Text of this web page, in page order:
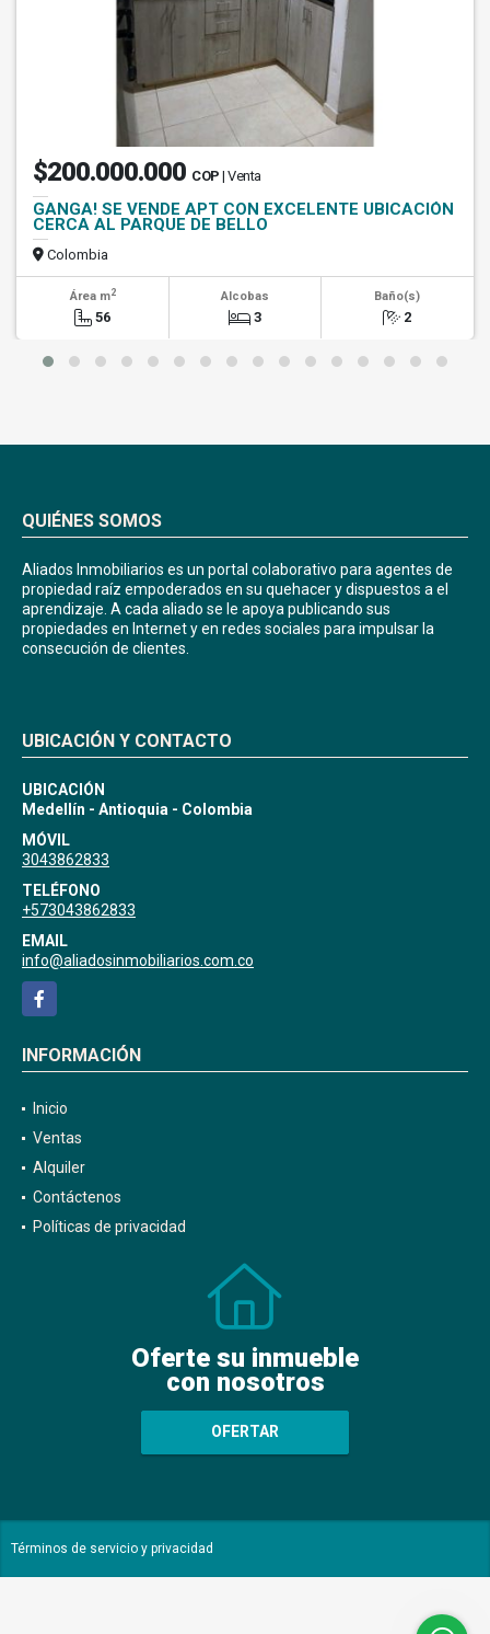
$200.000.000 COP | Venta
GANGA! SE VENDE APT CON EXCELENTE UBICACIÓN
CERCA AL PARQUE DE BELLO
Colombia
Área m2
56
Alcobas
3
Baño(s)
2
QUIÉNES SOMOS
Aliados Inmobiliarios es un portal colaborativo para agentes de
propiedad raíz empoderados en su quehacer y dispuestos a el
aprendizaje. A cada aliado se le apoya publicando sus
propiedades en Internet y en redes sociales para impulsar la
consecución de clientes.
UBICACIÓN Y CONTACTO
UBICACIÓN
Medellín - Antioquia - Colombia
MÓVIL
3043862833
TELÉFONO
+573043862833
EMAIL
info@aliadosinmobiliarios.com.co
Facebook
INFORMACIÓN
Inicio
Ventas
Alquiler
Contáctenos
Políticas de privacidad
Oferte su inmueble
con nosotros
OFERTAR
Términos de servicio y privacidad